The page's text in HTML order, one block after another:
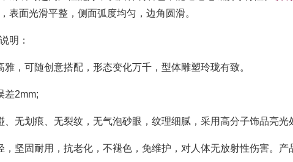
表面光滑平整，侧面弧度均匀，边角圆滑。
明：
雅，可随创意搭配，形态变化万千，型体雕塑玲珑有致。
差2mm;
、无划痕、无裂纹，无气泡砂眼，纹理细腻，采用高分子饰品亮光
，坚固耐用，抗老化，不褪色，免维护，对人体无放射性伤害。